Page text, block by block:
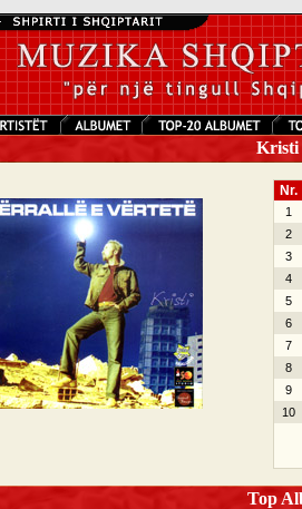
Kristi
Nr.
1
2
3
4
5
6
7
8
9
10
Top